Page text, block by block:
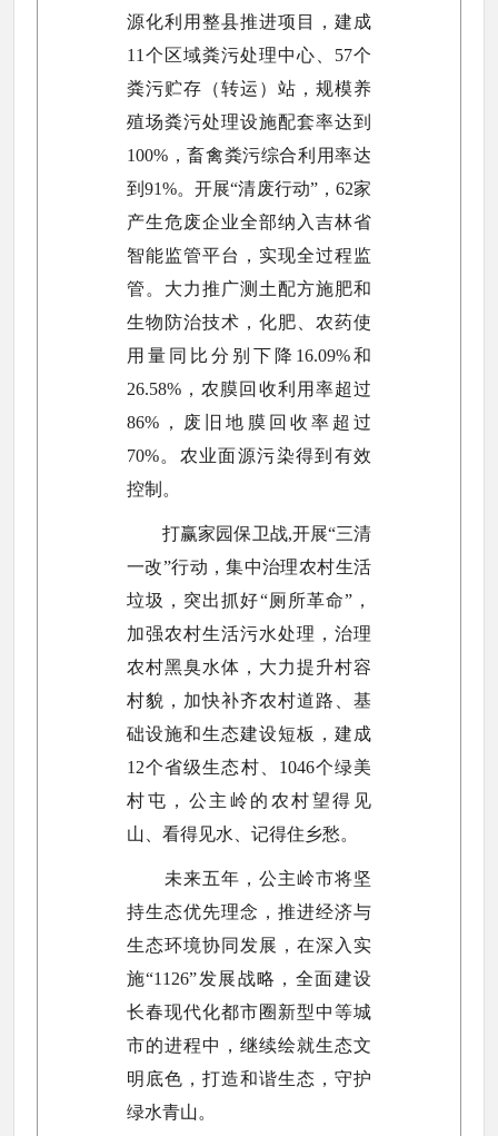
源化利用整县推进项目，建成
11个区域粪污处理中心、57个
粪污贮存（转运）站，规模养
殖场粪污处理设施配套率达到
100%，畜禽粪污综合利用率达
到91%。开展“清废行动”，62家
产生危废企业全部纳入吉林省
智能监管平台，实现全过程监
管。大力推广测土配方施肥和
生物防治技术，化肥、农药使
用量同比分别下降16.09%和
26.58%，农膜回收利用率超过
86%，废旧地膜回收率超过
70%。农业面源污染得到有效
控制。
打赢家园保卫战,开展“三清
一改”行动，集中治理农村生活
垃圾，突出抓好“厕所革命”，
加强农村生活污水处理，治理
农村黑臭水体，大力提升村容
村貌，加快补齐农村道路、基
础设施和生态建设短板，建成
12个省级生态村、1046个绿美
村屯，公主岭的农村望得见
山、看得见水、记得住乡愁。
未来五年，公主岭市将坚
持生态优先理念，推进经济与
生态环境协同发展，在深入实
施“1126”发展战略，全面建设
长春现代化都市圈新型中等城
市的进程中，继续绘就生态文
明底色，打造和谐生态，守护
绿水青山。